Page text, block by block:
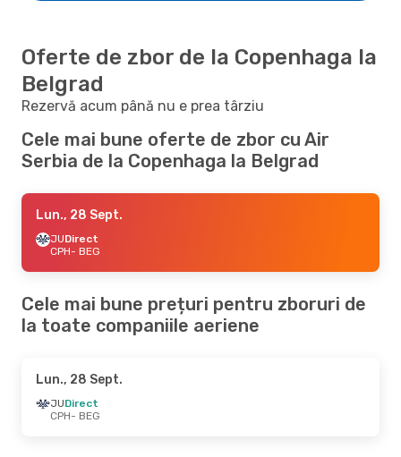
Oferte de zbor de la Copenhaga la
Belgrad
Rezervă acum până nu e prea târziu
Cele mai bune oferte de zbor cu Air
Serbia de la Copenhaga la Belgrad
Lun., 28 Sept.
JUDirect
CPH- BEG
Cele mai bune prețuri pentru zboruri de
la toate companiile aeriene
Lun., 28 Sept.
JUDirect
CPH- BEG